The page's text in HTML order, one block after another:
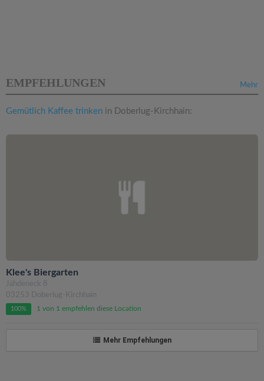
Mehr
EMPFEHLUNGEN
Gemütlich Kaffee trinken in Doberlug-Kirchhain:
Klee's Biergarten
Jähdeneck 8
03253 Doberlug-Kirchhain
100% 1 von 1 empfehlen diese Location
Mehr Empfehlungen